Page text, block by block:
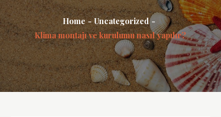
Home
Uncategorized
Klima montajı ve kurulumu nasıl yapılır?